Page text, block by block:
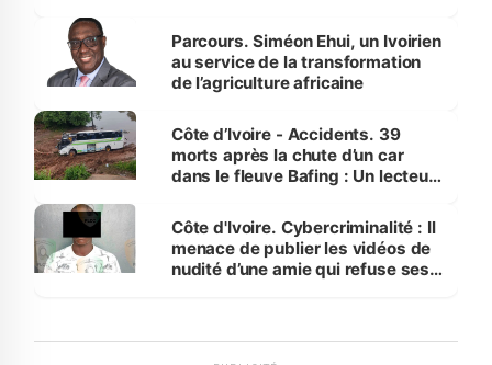
Parcours. Siméon Ehui, un Ivoirien
au service de la transformation
de l’agriculture africaine
Côte d’Ivoire - Accidents. 39
morts après la chute d’un car
dans le fleuve Bafing : Un lecteur
des Transports
Côte d'Ivoire. Cybercriminalité : Il
menace de publier les vidéos de
nudité d’une amie qui refuse ses